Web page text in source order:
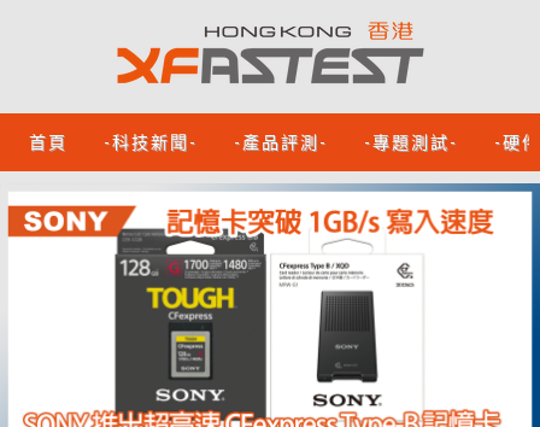
首頁 -科技新聞- -產品評測- -專題測試- -硬